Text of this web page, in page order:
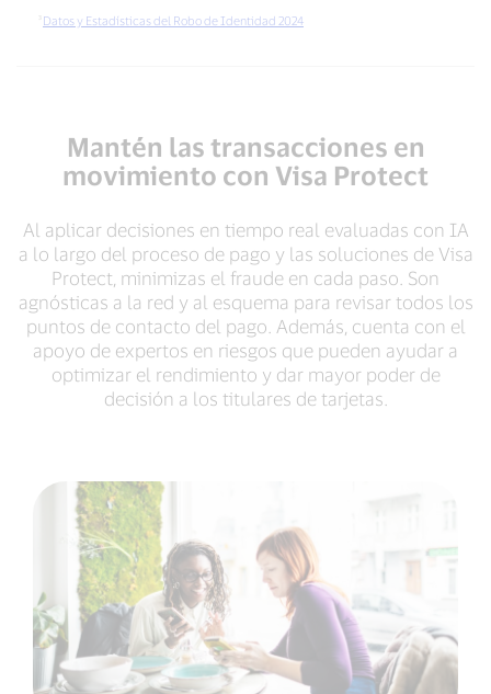
Datos y Estadísticas del Robo de Identidad 2024
Mantén las transacciones en
movimiento con Visa Protect
Al aplicar decisiones en tiempo real evaluadas con IA
a lo largo del proceso de pago y las soluciones de Visa
Protect, minimizas el fraude en cada paso. Son
agnósticas a la red y al esquema para revisar todos los
puntos de contacto del pago. Además, cuenta con el
apoyo de expertos en riesgos que pueden ayudar a
optimizar el rendimiento y dar mayor poder de
decisión a los titulares de tarjetas.